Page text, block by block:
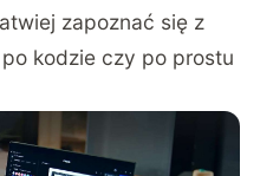
zapoznać się z
kodzie czy po prostu